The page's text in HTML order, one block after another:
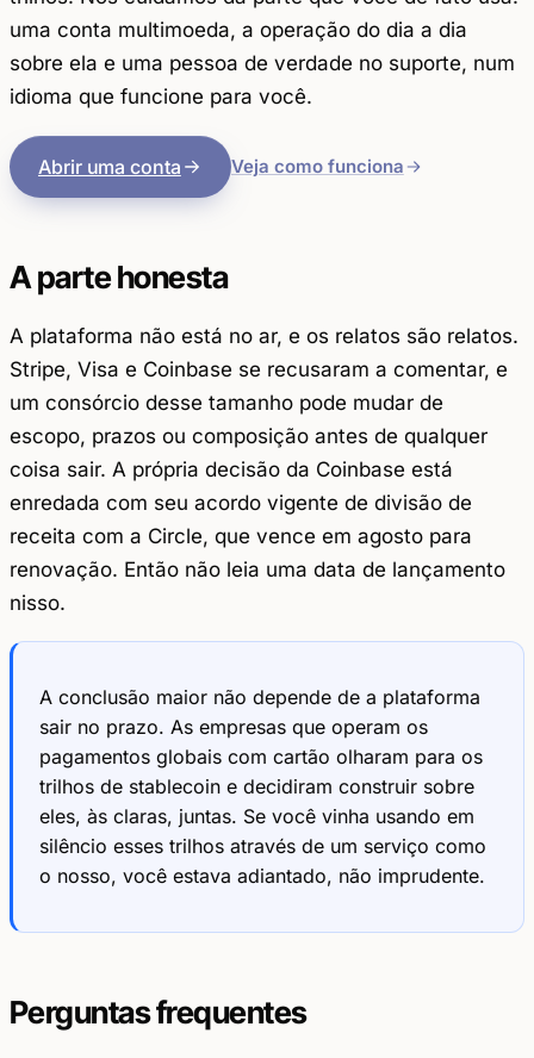
uma conta multimoeda, a operação do dia a dia
sobre ela e uma pessoa de verdade no suporte, num
idioma que funcione para você.
Abrir uma conta Veja como funciona
A parte honesta
A plataforma não está no ar, e os relatos são relatos.
Stripe, Visa e Coinbase se recusaram a comentar, e
um consórcio desse tamanho pode mudar de
escopo, prazos ou composição antes de qualquer
coisa sair. A própria decisão da Coinbase está
enredada com seu acordo vigente de divisão de
receita com a Circle, que vence em agosto para
renovação. Então não leia uma data de lançamento
nisso.
A conclusão maior não depende de a plataforma
sair no prazo. As empresas que operam os
pagamentos globais com cartão olharam para os
trilhos de stablecoin e decidiram construir sobre
eles, às claras, juntas. Se você vinha usando em
silêncio esses trilhos através de um serviço como
o nosso, você estava adiantado, não imprudente.
Perguntas frequentes